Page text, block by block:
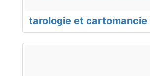
tarologie et cartomancie